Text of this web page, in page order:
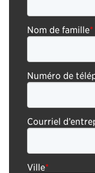
Nom de famille*
Numéro de
Courriel
Ville*